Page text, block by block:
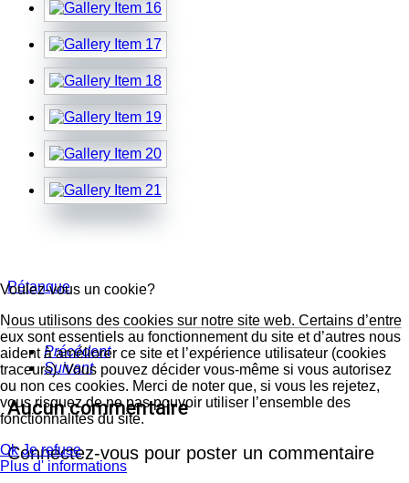
Pétanque
Précédent
Suivant
Aucun commentaire
Connectez-vous pour poster un commentaire
Voulez-vous un cookie?
Nous utilisons des cookies sur notre site web. Certains d’entre
eux sont essentiels au fonctionnement du site et d’autres nous
aident à améliorer ce site et l’expérience utilisateur (cookies
traceurs). Vous pouvez décider vous-même si vous autorisez
ou non ces cookies. Merci de noter que, si vous les rejetez,
vous risquez de ne pas pouvoir utiliser l’ensemble des
fonctionnalités du site.
Ok Je refuse
Plus d' informations